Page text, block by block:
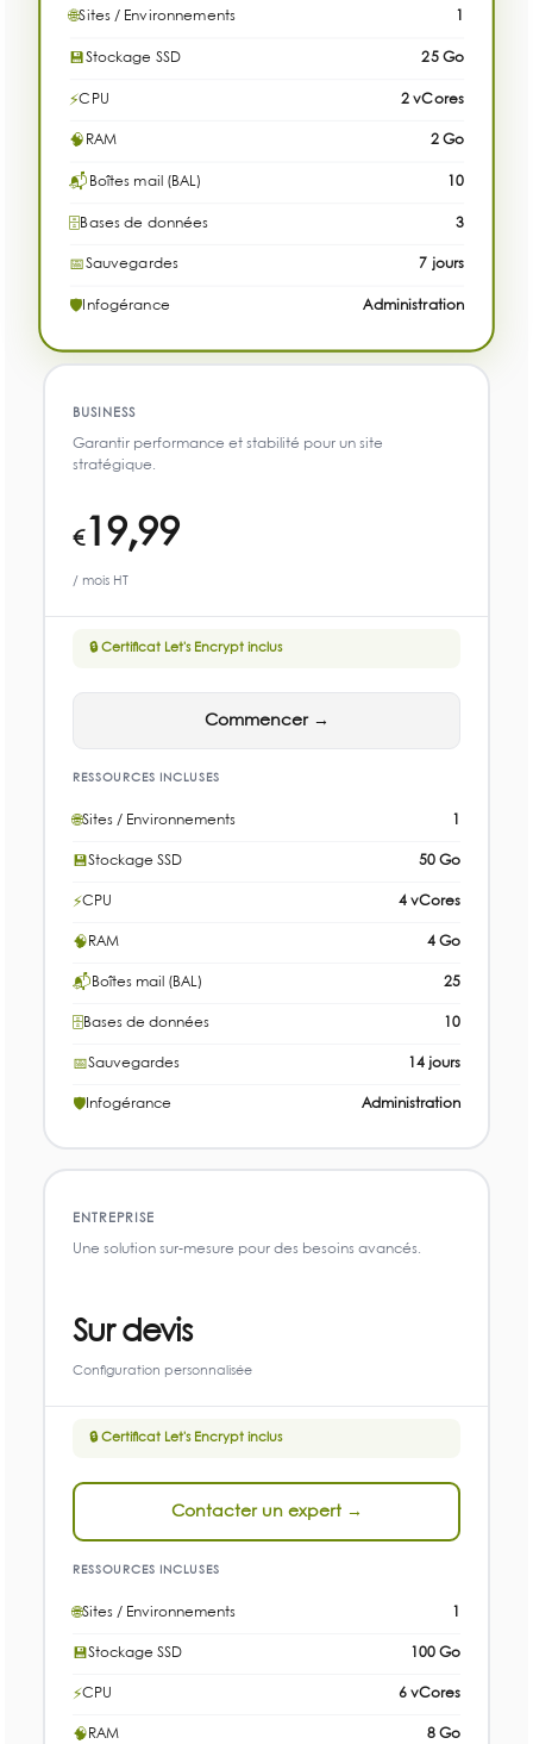
🌐Sites / Environnements
💾 Stockage SSD 25 Go
⚡CPU 2 vCores
🧠 RAM 2 Go
📬 Boîtes mail (BAL) 10
🗄 Bases de données 3
📅Sauvegardes 7 jours
🛡 Infogérance Administration
BUSINESS
Garantir performance et stabilité pour un site
stratégique.
€19,99
/ mois HT
🔒 Certificat Let's Encrypt inclus
Commencer →
RESSOURCES INCLUSES
🌐Sites / Environnements
💾Stockage SSD 50 Go
⚡CPU 4 vCores
🧠 RAM 4 Go
📬 Boîtes mail (BAL) 25
🗄 Bases de données 10
📅Sauvegardes 14 jours
🛡 Infogérance Administration
ENTREPRISE
Une solution sur-mesure pour des besoins avancés.
Sur devis
Configuration personnalisée
🔒 Certificat Let's Encrypt inclus
Contacter un expert →
RESSOURCES INCLUSES
🌐Sites / Environnements
💾Stockage SSD 100 Go
⚡CPU 6 vCores
🧠 RAM 8 Go